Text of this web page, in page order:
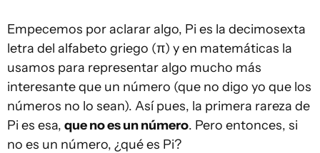
Empecemos por aclarar algo, Pi es la decimosexta
letra del alfabeto griego (π) y en matemáticas la
usamos para representar algo mucho más
interesante que un número (que no digo yo que los
números no lo sean). Así pues, la primera rareza de
Pi es esa, que no es un número. Pero entonces, si
no es un número, ¿qué es Pi?